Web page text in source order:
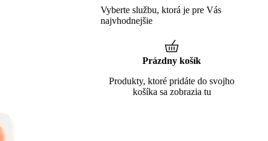
Vyberte službu, ktorá je pre Vás
najvhodnejšie
Prázdny košík
Produkty, ktoré pridáte do svojho
košíka sa zobrazia tu